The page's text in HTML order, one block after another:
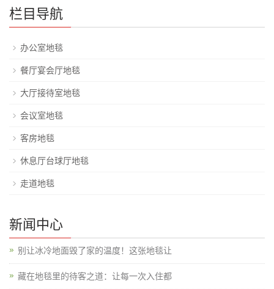
栏目导航
办公室地毯
餐厅宴会厅地毯
大厅接待室地毯
会议室地毯
客房地毯
休息厅台球厅地毯
走道地毯
新闻中心
别让冰冷地面毁了家的温度！这张地毯让
藏在地毯里的待客之道：让每一次入住都